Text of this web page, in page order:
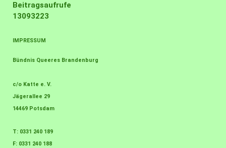
Beitragsaufrufe
13093223
IMPRESSUM
Bündnis Queeres Brandenburg
c/o Katte e. V.
Jägerallee 29
14469 Potsdam
T: 0331 240 189
F: 0331 240 188